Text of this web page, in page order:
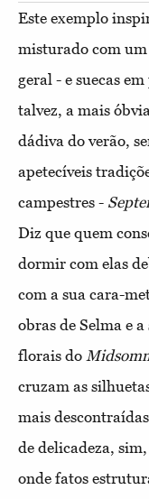
Este exemplo
misturado com
geral - e suecas
talvez, a mais
dádiva do verão,
apetecíveis
campestres -
Diz que quem
dormir com elas
com a sua cara-
obras de Selma e
florais do
cruzam as
mais
de delicadeza,
onde fatos